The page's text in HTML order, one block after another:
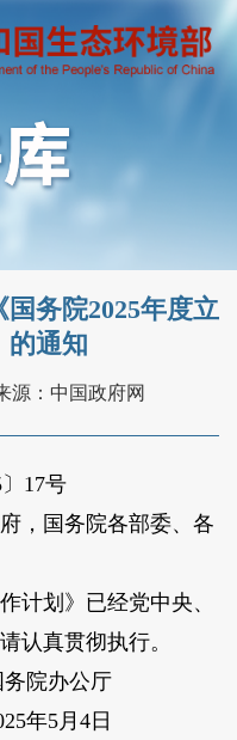
务院2025年度立
的通知
源：中国政府网
17号
，国务院各部委、各
划》已经党中央、
认真贯彻执行。
院办公厅
年5月4日